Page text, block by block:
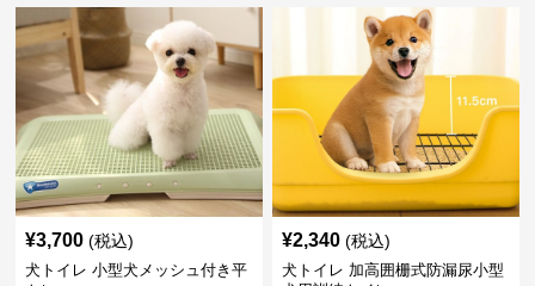
¥3,700 (税込)
犬トイレ 小型犬メッシュ付き平
¥2,340 (税込)
犬トイレ 加高囲栅式防漏尿小型